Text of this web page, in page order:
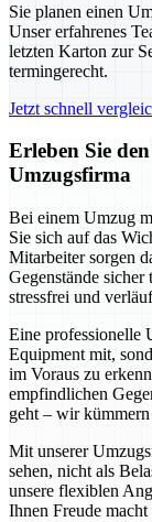
Sie planen einen
Unser erfahrenes
letzten Karton zur
termingerecht.
Jetzt schnell
Erleben Sie
Umzugsfirma
Bei einem Umzug
Sie sich auf das
Mitarbeiter sorgen
Gegenstände
stressfrei und
Eine professionelle
Equipment mit,
im Voraus zu
empfindlichen
geht – wir
Mit unserer
sehen, nicht als
unsere flexiblen
Ihnen Freude